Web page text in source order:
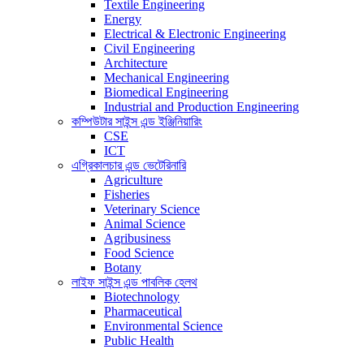
Textile Engineering
Energy
Electrical & Electronic Engineering
Civil Engineering
Architecture
Mechanical Engineering
Biomedical Engineering
Industrial and Production Engineering
কম্পিউটার সাইন্স এন্ড ইঞ্জিনিয়ারিং
CSE
ICT
এগ্রিকালচার এন্ড ভেটেরিনারি
Agriculture
Fisheries
Veterinary Science
Animal Science
Agribusiness
Food Science
Botany
লাইফ সাইন্স এন্ড পাবলিক হেলথ
Biotechnology
Pharmaceutical
Environmental Science
Public Health